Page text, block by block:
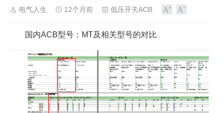
电气人生 12个月前 低压开关ACB
国内ACB型号：MT及相关型号的对比